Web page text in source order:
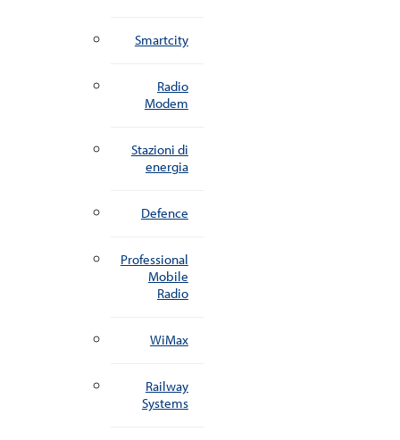
Smartcity
Radio
Modem
Stazioni di
energia
Defence
Professional
Mobile
Radio
WiMax
Railway
Systems